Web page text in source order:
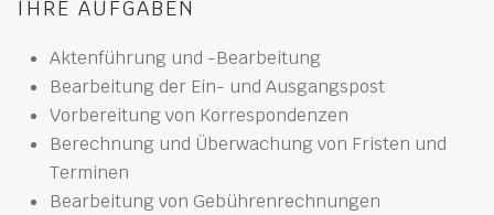
IHRE AUFGABEN
Aktenführung und -Bearbeitung
Bearbeitung der Ein- und Ausgangspost
Vorbereitung von Korrespondenzen
Berechnung und Überwachung von Fristen und
Terminen
Bearbeitung von Gebührenrechnungen